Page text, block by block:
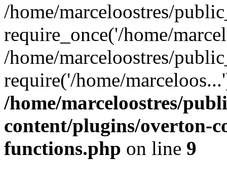
/home/marceloostres/
require_once('/home/
/home/marceloostres/
require('/home/
/home/marceloostres/
content/plugins/overton-
functions.php on line 9